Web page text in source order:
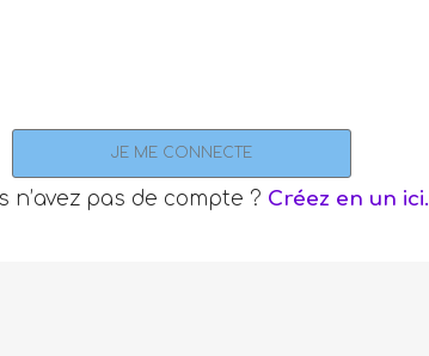
JE ME CONNECTE
n’avez pas de compte ? Créez en un ici.